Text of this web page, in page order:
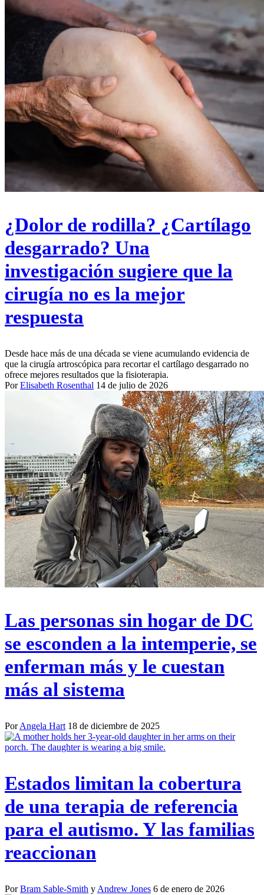
¿Dolor de rodilla? ¿Cartílago
desgarrado? Una
investigación sugiere que la
cirugía no es la mejor
respuesta
Desde hace más de una década se viene acumulando evidencia de
que la cirugía artroscópica para recortar el cartílago desgarrado no
ofrece mejores resultados que la fisioterapia.
PorElisabeth Rosenthal 14 de julio de 2026
Las personas sin hogar de DC
se esconden a la intemperie, se
enferman más y le cuestan
más al sistema
PorAngela Hart 18 de diciembre de 2025
Estados limitan la cobertura
de una terapia de referencia
para el autismo. Y las familias
reaccionan
PorBram Sable-Smith y Andrew Jones 6 de enero de 2026